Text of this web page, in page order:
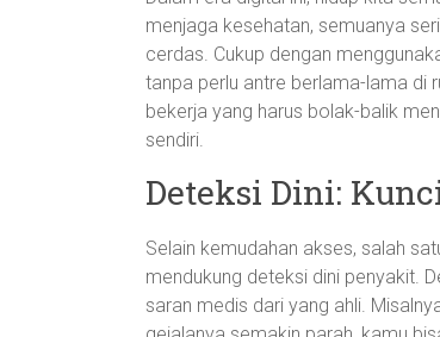
menjaga kesehatan, semuanya
cerdas. Cukup dengan
tanpa perlu antre berlama-lama di
bekerja yang harus bolak-balik
sendiri.
Deteksi Dini:
Selain kemudahan akses, salah
mendukung deteksi dini penyakit.
saran medis dari yang ahli.